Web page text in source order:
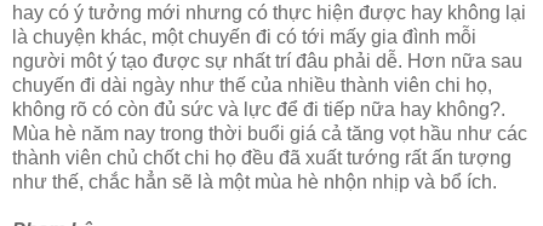
hay có ý tưởng mới nhưng có thực hiện được hay không lại
là chuyện khác, một chuyến đi có tới mấy gia đình mỗi
người môt ý tạo được sự nhất trí đâu phải dễ. Hơn nữa sau
chuyến đi dài ngày như thế của nhiều thành viên chi họ,
không rõ có còn đủ sức và lực để đi tiếp nữa hay không?.
Mùa hè năm nay trong thời buổi giá cả tăng vọt hầu như các
thành viên chủ chốt chi họ đều đã xuất tướng rất ấn tượng
như thế, chắc hẳn sẽ là một mùa hè nhộn nhịp và bổ ích.